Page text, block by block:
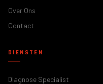
Over Ons
Contact
DIENSTEN
Diagnose Specialist